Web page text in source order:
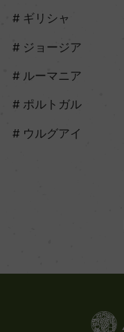
ギリシャ
ジョージア
ルーマニア
ポルトガル
ウルグアイ